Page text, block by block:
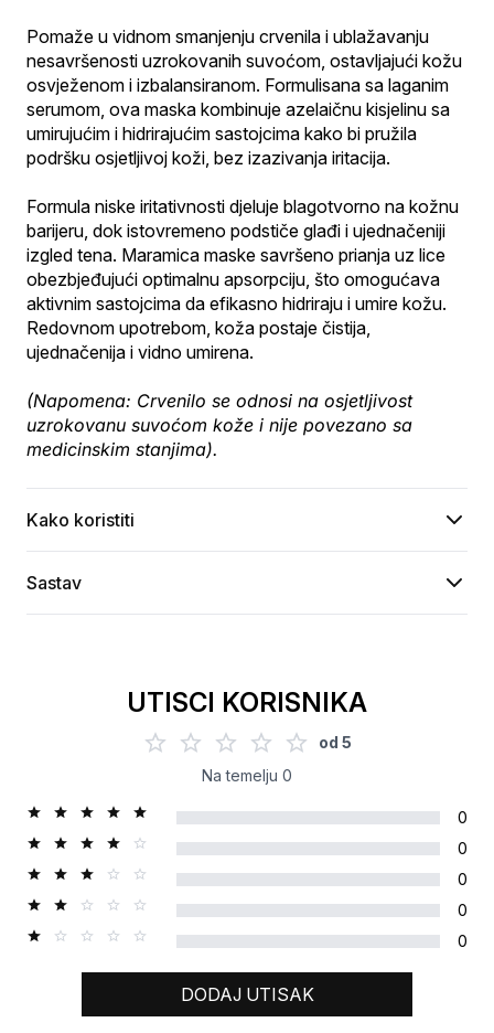
Pomaže u vidnom smanjenju crvenila i ublažavanju
nesavršenosti uzrokovanih suvoćom, ostavljajući kožu
osvježenom i izbalansiranom. Formulisana sa laganim
serumom, ova maska kombinuje azelaičnu kisjelinu sa
umirujućim i hidrirajućim sastojcima kako bi pružila
podršku osjetljivoj koži, bez izazivanja iritacija.
Formula niske iritativnosti djeluje blagotvorno na kožnu
barijeru, dok istovremeno podstiče glađi i ujednačeniji
izgled tena. Maramica maske savršeno prianja uz lice
obezbjeđujući optimalnu apsorpciju, što omogućava
aktivnim sastojcima da efikasno hidriraju i umire kožu.
Redovnom upotrebom, koža postaje čistija,
ujednačenija i vidno umirena.
(Napomena: Crvenilo se odnosi na osjetljivost
uzrokovanu suvoćom kože i nije povezano sa
medicinskim stanjima).
Kako koristiti
Sastav
UTISCI KORISNIKA
od 5
Na temelju 0
0
0
0
0
0
DODAJ UTISAK